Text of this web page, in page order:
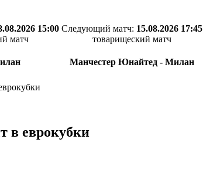
15:00
матч
Следующий матч: 15.08.2026 17:45
товарищеский матч
Манчестер Юнайтед - Милан
в еврокубки